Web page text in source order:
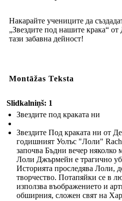
Накарайте учениците да
„Звездите под нашите крака“
тази забавна дейност!
Montāžas Teksta
Slidkalniņš: 1
Звездите под краката ни
Звездите Под краката ни от
годишният Уолъс "Лоли"
започва Бъдни вечер няколко
Лоли Джърмейн е трагично
Историята проследява Лоли,
творчество. Потапяйки се в
използва въображението и
обширния, сложен свят на